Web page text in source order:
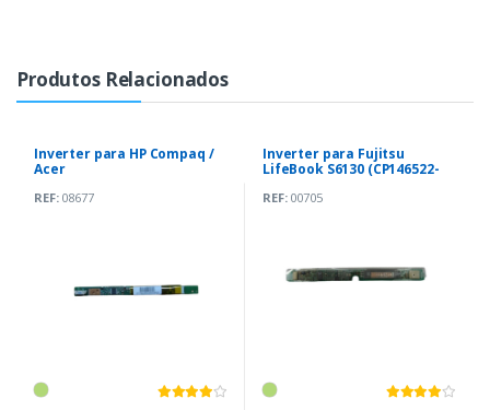
Produtos Relacionados
Inverter para HP Compaq /
Acer
REF:08677
Inverter para Fujitsu
LifeBook S6130 (CP146522-
REF:00705